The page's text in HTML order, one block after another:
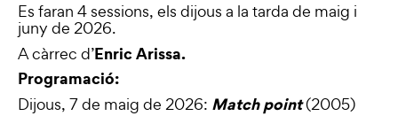
Es faran 4 sessions, els dijous a la tarda de maig i
juny de 2026.
A càrrec d’Enric Arissa.
Programació:
Dijous, 7 de maig de 2026: Match point(2005)